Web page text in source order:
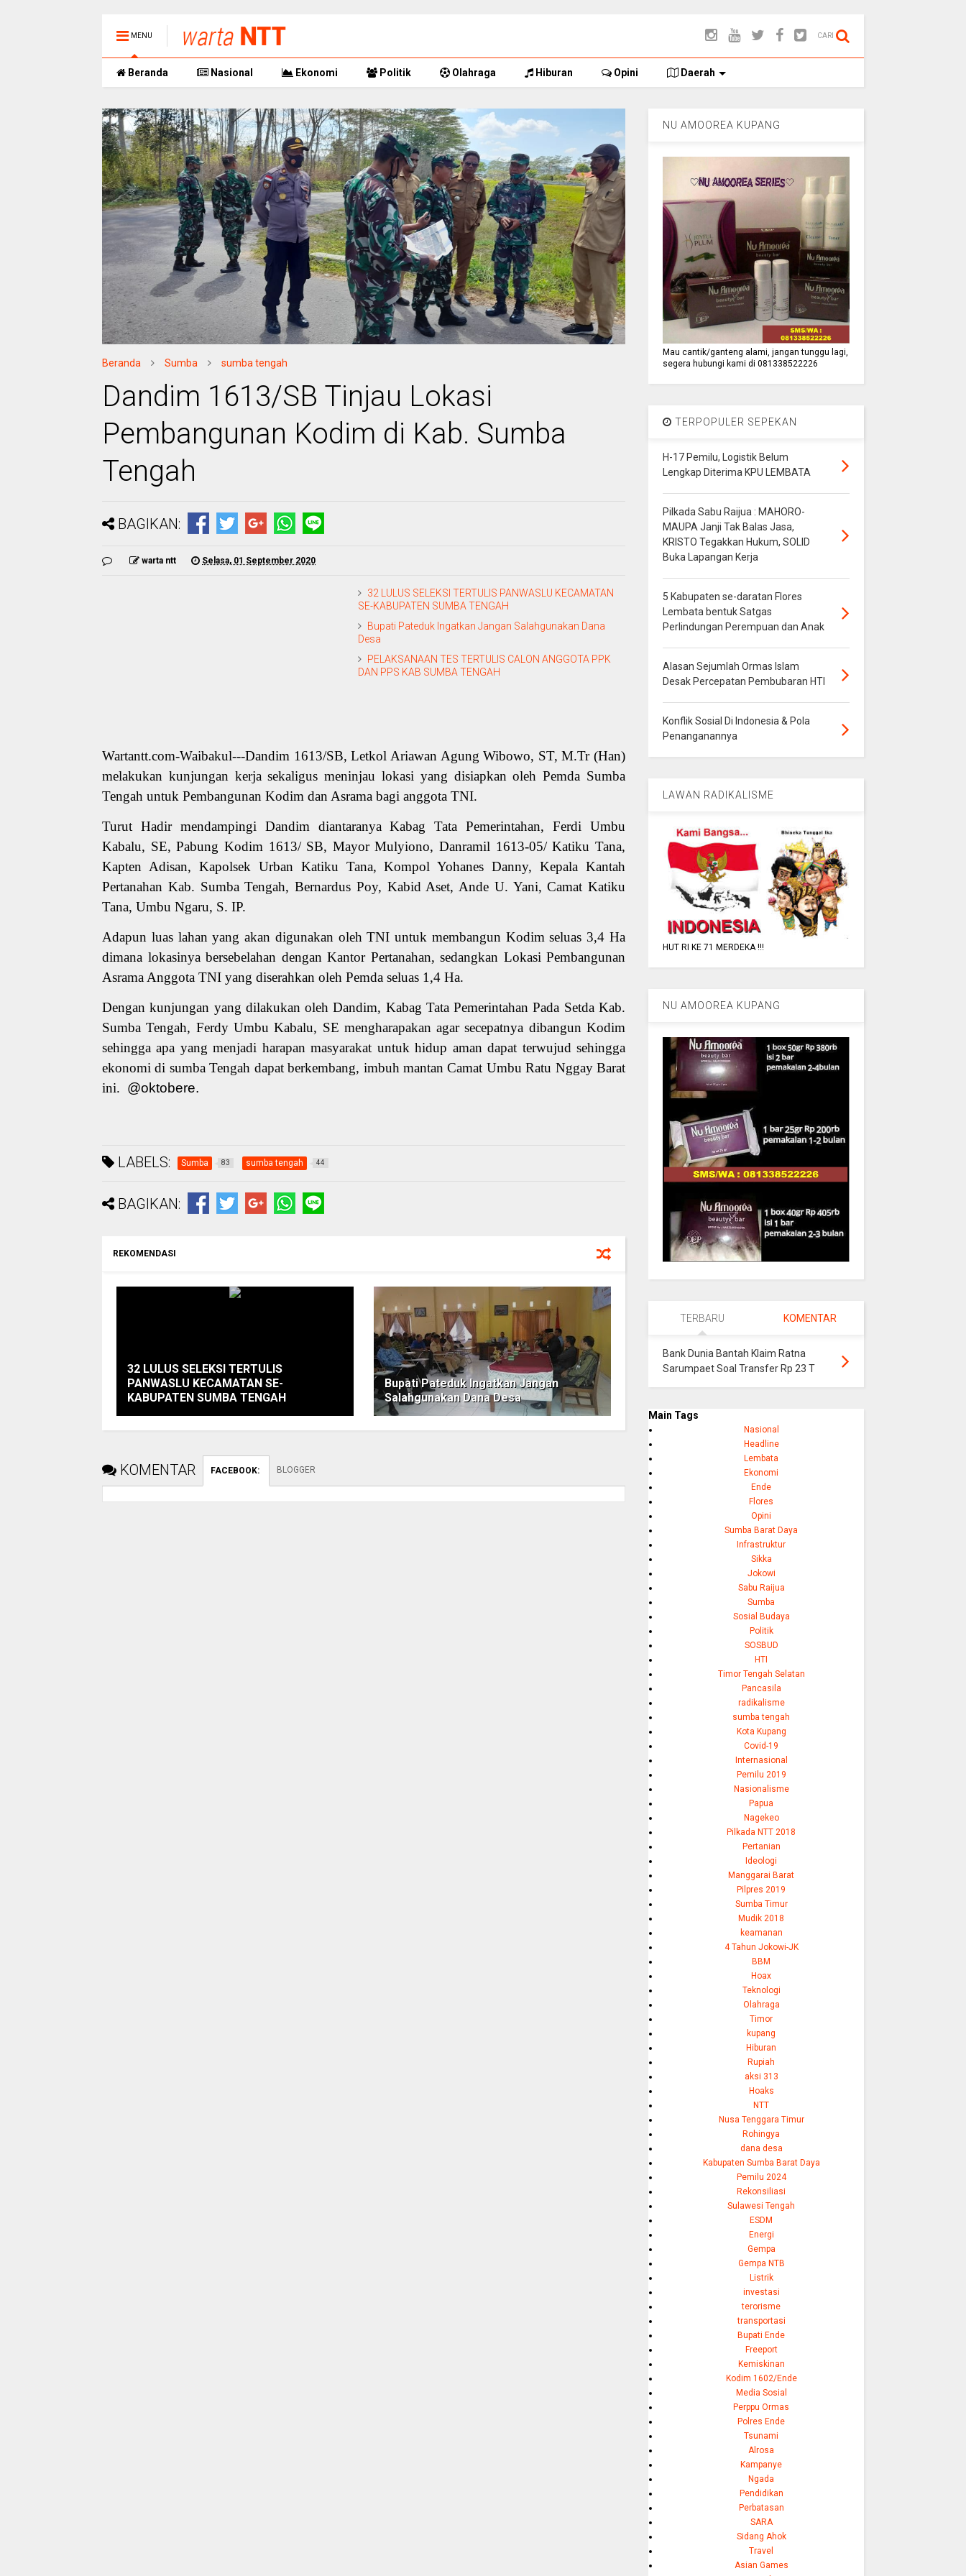
MENU CARI
Beranda Nasional Ekonomi Politik Olahraga Hiburan Opini Daerah
Beranda Sumba sumba tengah
Dandim 1613/SB Tinjau Lokasi
Pembangunan Kodim di Kab. Sumba
Tengah
BAGIKAN:
warta ntt Selasa, 01 September 2020
32 LULUS SELEKSI TERTULIS PANWASLU KECAMATAN
SE-KABUPATEN SUMBA TENGAH
Bupati Pateduk Ingatkan Jangan Salahgunakan Dana
Desa
PELAKSANAAN TES TERTULIS CALON ANGGOTA PPK
DAN PPS KAB SUMBA TENGAH
Wartantt.com-Waibakul---Dandim 1613/SB, Letkol Ariawan Agung Wibowo, ST, M.Tr (Han)
melakukan kunjungan kerja sekaligus meninjau lokasi yang disiapkan oleh Pemda Sumba
Tengah untuk Pembangunan Kodim dan Asrama bagi anggota TNI.
Turut Hadir mendampingi Dandim diantaranya Kabag Tata Pemerintahan, Ferdi Umbu
Kabalu, SE, Pabung Kodim 1613/ SB, Mayor Mulyiono, Danramil 1613-05/ Katiku Tana,
Kapten Adisan, Kapolsek Urban Katiku Tana, Kompol Yohanes Danny, Kepala Kantah
Pertanahan Kab. Sumba Tengah, Bernardus Poy, Kabid Aset, Ande U. Yani, Camat Katiku
Tana, Umbu Ngaru, S. IP.
Adapun luas lahan yang akan digunakan oleh TNI untuk membangun Kodim seluas 3,4 Ha
dimana lokasinya bersebelahan dengan Kantor Pertanahan, sedangkan Lokasi Pembangunan
Asrama Anggota TNI yang diserahkan oleh Pemda seluas 1,4 Ha.
Dengan kunjungan yang dilakukan oleh Dandim, Kabag Tata Pemerintahan Pada Setda Kab.
Sumba Tengah, Ferdy Umbu Kabalu, SE mengharapakan agar secepatnya dibangun Kodim
sehingga apa yang menjadi harapan masyarakat untuk hidup aman dapat terwujud sehingga
ekonomi di sumba Tengah dapat berkembang, imbuh mantan Camat Umbu Ratu Nggay Barat
ini. @oktobere.
LABELS: Sumba 83 sumba tengah 44
BAGIKAN:
REKOMENDASI
32 LULUS SELEKSI TERTULIS
PANWASLU KECAMATAN SE-
KABUPATEN SUMBA TENGAH
Bupati Pateduk Ingatkan Jangan
Salahgunakan Dana Desa
KOMENTAR FACEBOOK: BLOGGER
NU AMOOREA KUPANG
Mau cantik/ganteng alami, jangan tunggu lagi,
segera hubungi kami di 081338522226
TERPOPULER SEPEKAN
H-17 Pemilu, Logistik Belum
Lengkap Diterima KPU LEMBATA
Pilkada Sabu Raijua : MAHORO-
MAUPA Janji Tak Balas Jasa,
KRISTO Tegakkan Hukum, SOLID
Buka Lapangan Kerja
5 Kabupaten se-daratan Flores
Lembata bentuk Satgas
Perlindungan Perempuan dan Anak
Alasan Sejumlah Ormas Islam
Desak Percepatan Pembubaran HTI
Konflik Sosial Di Indonesia & Pola
Penanganannya
LAWAN RADIKALISME
HUT RI KE 71 MERDEKA !!!
NU AMOOREA KUPANG
TERBARU KOMENTAR
Bank Dunia Bantah Klaim Ratna
Sarumpaet Soal Transfer Rp 23 T
Main Tags
Nasional
Headline
Lembata
Ekonomi
Ende
Flores
Opini
Sumba Barat Daya
Infrastruktur
Sikka
Jokowi
Sabu Raijua
Sumba
Sosial Budaya
Politik
SOSBUD
HTI
Timor Tengah Selatan
Pancasila
radikalisme
sumba tengah
Kota Kupang
Covid-19
Internasional
Pemilu 2019
Nasionalisme
Papua
Nagekeo
Pilkada NTT 2018
Pertanian
Ideologi
Manggarai Barat
Pilpres 2019
Sumba Timur
Mudik 2018
keamanan
4 Tahun Jokowi-JK
BBM
Hoax
Teknologi
Olahraga
Timor
kupang
Hiburan
Rupiah
aksi 313
Hoaks
NTT
Nusa Tenggara Timur
Rohingya
dana desa
Kabupaten Sumba Barat Daya
Pemilu 2024
Rekonsiliasi
Sulawesi Tengah
ESDM
Energi
Gempa
Gempa NTB
Listrik
investasi
terorisme
transportasi
Bupati Ende
Freeport
Kemiskinan
Kodim 1602/Ende
Media Sosial
Perppu Ormas
Polres Ende
Tsunami
Alrosa
Kampanye
Ngada
Pendidikan
Perbatasan
SARA
Sidang Ahok
Travel
Asian Games